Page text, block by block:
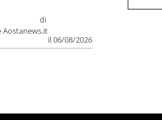
di
Aostanews.it
il 06/08/2026